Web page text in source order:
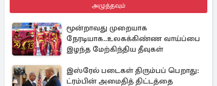
அழுத்தவும்
மூன்றாவது முறையாக
நேரடியாக..உலகக்கிண்ண வாய்ப்பை
இழந்த மேற்கிந்திய தீவுகள்
இஸ்ரேல் படைகள் திரும்பப் பெறாது:
ட்ரம்பின் அமைதித் திட்டத்தை